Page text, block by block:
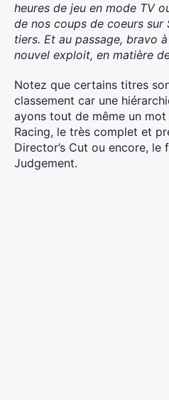
heures de jeu en mode TV
de nos coups de coeurs sur
tiers. Et au passage, bravo
nouvel exploit, en matière
Notez que certains titres
classement car une
ayons tout de même un mot
Racing, le très complet et
Director’s Cut ou encore,
Judgement.